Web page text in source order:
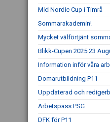
Mid Nordic Cup i Timrå
Sommarakademin!
Mycket välförtjänt
Blikk-Cupen 2025 23
Information inför våra
Domarutbildning P11
Uppdaterad och
Arbetspass PSG
DFK för P11